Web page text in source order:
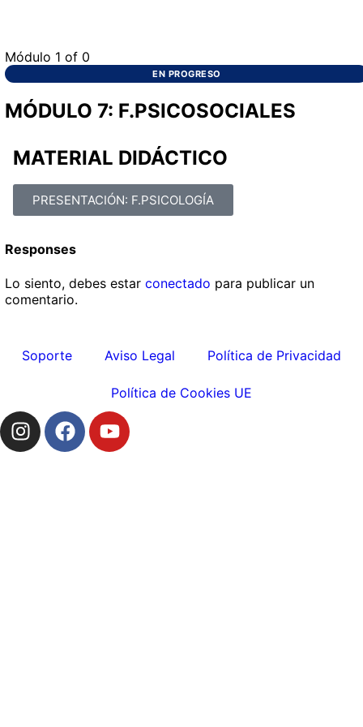
Módulo 1of 0
EN PROGRESO
MÓDULO 7: F.PSICOSOCIALES
MATERIAL DIDÁCTICO
PRESENTACIÓN: F.PSICOLOGÍA
Responses
Lo siento, debes estarconectado para publicar un
comentario.
Soporte Aviso Legal Política de Privacidad
Política de Cookies UE